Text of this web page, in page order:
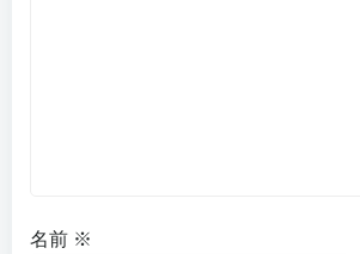
名前 ※